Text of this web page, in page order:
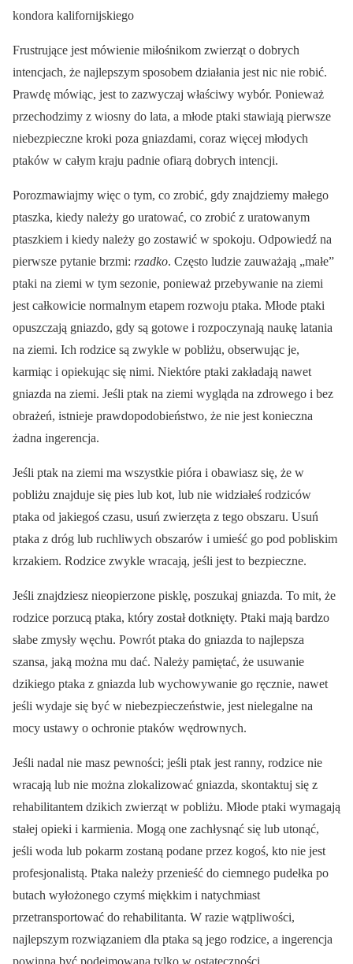
kondora kalifornijskiego
Frustrujące jest mówienie miłośnikom zwierząt o dobrych
intencjach, że najlepszym sposobem działania jest nic nie robić.
Prawdę mówiąc, jest to zazwyczaj właściwy wybór. Ponieważ
przechodzimy z wiosny do lata, a młode ptaki stawiają pierwsze
niebezpieczne kroki poza gniazdami, coraz więcej młodych
ptaków w całym kraju padnie ofiarą dobrych intencji.
Porozmawiajmy więc o tym, co zrobić, gdy znajdziemy małego
ptaszka, kiedy należy go uratować, co zrobić z uratowanym
ptaszkiem i kiedy należy go zostawić w spokoju. Odpowiedź na
pierwsze pytanie brzmi: rzadko. Często ludzie zauważają „małe”
ptaki na ziemi w tym sezonie, ponieważ przebywanie na ziemi
jest całkowicie normalnym etapem rozwoju ptaka. Młode ptaki
opuszczają gniazdo, gdy są gotowe i rozpoczynają naukę latania
na ziemi. Ich rodzice są zwykle w pobliżu, obserwując je,
karmiąc i opiekując się nimi. Niektóre ptaki zakładają nawet
gniazda na ziemi. Jeśli ptak na ziemi wygląda na zdrowego i bez
obrażeń, istnieje prawdopodobieństwo, że nie jest konieczna
żadna ingerencja.
Jeśli ptak na ziemi ma wszystkie pióra i obawiasz się, że w
pobliżu znajduje się pies lub kot, lub nie widziałeś rodziców
ptaka od jakiegoś czasu, usuń zwierzęta z tego obszaru. Usuń
ptaka z dróg lub ruchliwych obszarów i umieść go pod pobliskim
krzakiem. Rodzice zwykle wracają, jeśli jest to bezpieczne.
Jeśli znajdziesz nieopierzone pisklę, poszukaj gniazda. To mit, że
rodzice porzucą ptaka, który został dotknięty. Ptaki mają bardzo
słabe zmysły węchu. Powrót ptaka do gniazda to najlepsza
szansa, jaką można mu dać. Należy pamiętać, że usuwanie
dzikiego ptaka z gniazda lub wychowywanie go ręcznie, nawet
jeśli wydaje się być w niebezpieczeństwie, jest nielegalne na
mocy ustawy o ochronie ptaków wędrownych.
Jeśli nadal nie masz pewności; jeśli ptak jest ranny, rodzice nie
wracają lub nie można zlokalizować gniazda, skontaktuj się z
rehabilitantem dzikich zwierząt w pobliżu. Młode ptaki wymagają
stałej opieki i karmienia. Mogą one zachłysnąć się lub utonąć,
jeśli woda lub pokarm zostaną podane przez kogoś, kto nie jest
profesjonalistą. Ptaka należy przenieść do ciemnego pudełka po
butach wyłożonego czymś miękkim i natychmiast
przetransportować do rehabilitanta. W razie wątpliwości,
najlepszym rozwiązaniem dla ptaka są jego rodzice, a ingerencja
powinna być podejmowana tylko w ostateczności.